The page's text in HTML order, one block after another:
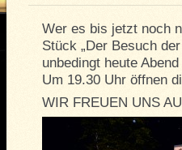
Wer es bis jetzt noch
Stück „Der Besuch
unbedingt heute
Um 19.30 Uhr öffnen
WIR FREUEN UNS